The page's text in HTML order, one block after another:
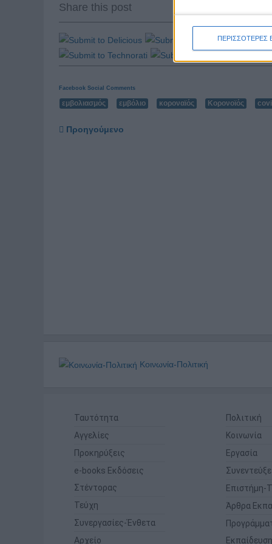
ΠΕΡΙΣΣΟΤΕΡΕΣ
Share this post
Facebook Social Comments
εμβολιασμός εμβόλιο κοροναϊός Κορονοϊός
Προηγούμενο
Κοινωνία-Πολιτική
Ταυτότητα
Αγγελίες
Προκηρύξεις
e-books Εκδόσεις
Στέντορας
Τεύχη
Συνεργασίες-Ένθετα
Αρχείο
Πολιτική
Κοινωνία
Εργασία
Επιστήμη-
Άρθρα